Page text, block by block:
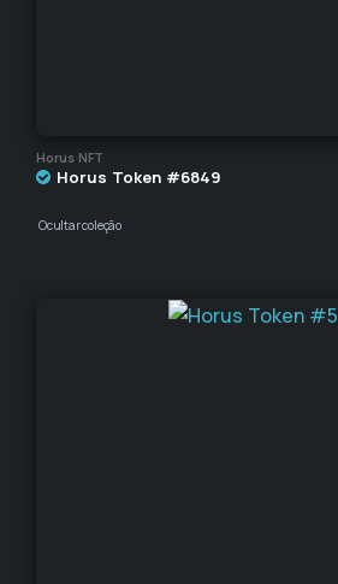
Horus NFT
Horus Token #6849
Ocultar coleção